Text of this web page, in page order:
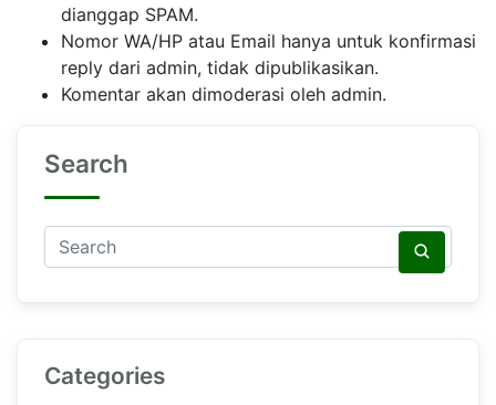
dianggap SPAM.
Nomor WA/HP atau Email hanya untuk konfirmasi
reply dari admin, tidak dipublikasikan.
Komentar akan dimoderasi oleh admin.
Search
Categories